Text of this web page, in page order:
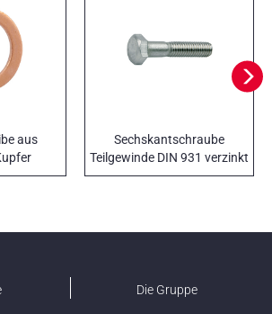
aus
Sechskantschraube
Teilgewinde DIN 931 verzinkt
weiß
Die Gruppe